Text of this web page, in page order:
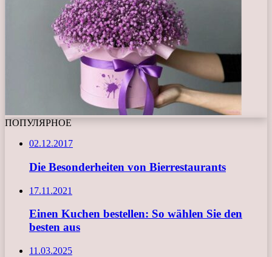
ПОПУЛЯРНОЕ
02.12.2017
Die Besonderheiten von Bierrestaurants
17.11.2021
Einen Kuchen bestellen: So wählen Sie den
besten aus
11.03.2025